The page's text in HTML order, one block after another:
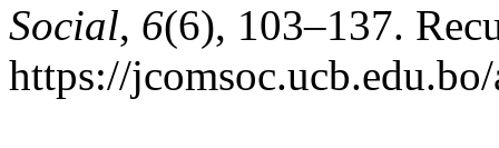
Social, 6(6), 103–137.
https://